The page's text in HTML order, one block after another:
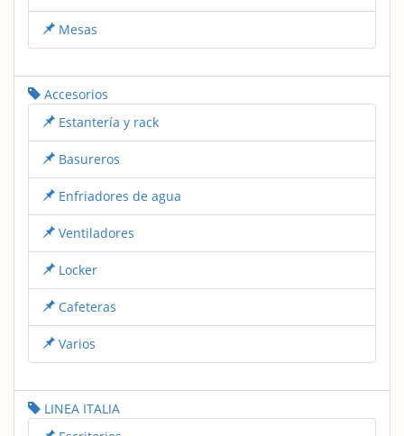
Mesas
Accesorios
Estantería y rack
Basureros
Enfriadores de agua
Ventiladores
Locker
Cafeteras
Varios
LINEA ITALIA